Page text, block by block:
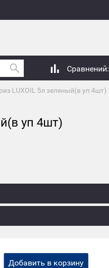
Сравнений:
LUXOIL 5л зеленый(в уп 4шт)
уп 4шт)
Добавить в корзину